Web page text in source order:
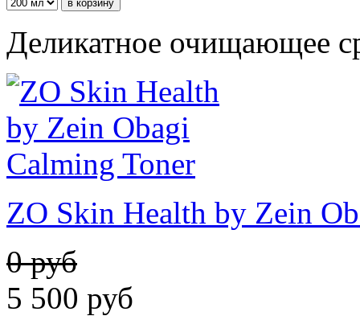
Деликатное очищающее
ZO Skin Health by Zein
0 руб
5 500 руб